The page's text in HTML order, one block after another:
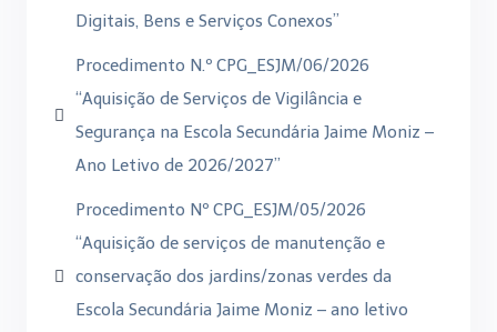
Digitais, Bens e Serviços Conexos”
Procedimento N.º CPG_ESJM/06/2026
“Aquisição de Serviços de Vigilância e
Segurança na Escola Secundária Jaime Moniz –
Ano Letivo de 2026/2027”
Procedimento Nº CPG_ESJM/05/2026
“Aquisição de serviços de manutenção e
conservação dos jardins/zonas verdes da
Escola Secundária Jaime Moniz – ano letivo